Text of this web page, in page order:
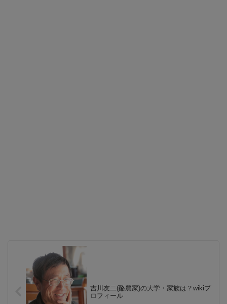
吉川友二(酪農家)の大学・家族は？wikiプ
ロフィール